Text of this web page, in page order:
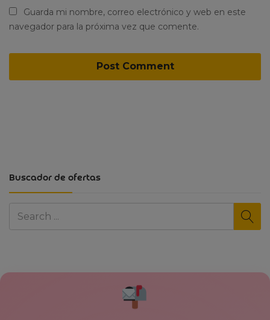
Buscador de ofertas
Guarda mi nombre, correo electrónico y web en este
navegador para la próxima vez que comente.